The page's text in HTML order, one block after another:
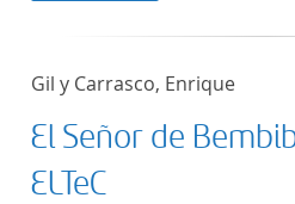
Gil y Carrasco, Enrique
El Señor de
ELTeC